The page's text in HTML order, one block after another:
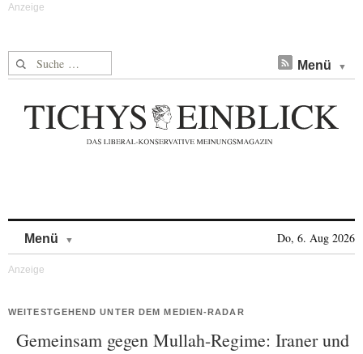
Suche nach: Menü
Menü Do, 6. Aug 2026
WEITESTGEHEND UNTER DEM MEDIEN-RADAR
Gemeinsam gegen Mullah-Regime: Iraner und